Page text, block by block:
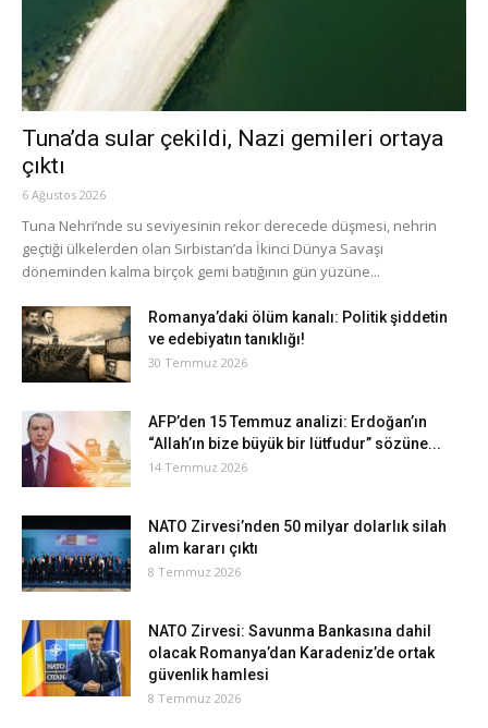
Tuna’da sular çekildi, Nazi gemileri ortaya
çıktı
6 Ağustos 2026
Tuna Nehri’nde su seviyesinin rekor derecede düşmesi, nehrin
geçtiği ülkelerden olan Sırbistan’da İkinci Dünya Savaşı
döneminden kalma birçok gemi batığının gün yüzüne...
Romanya’daki ölüm kanalı: Politik şiddetin
ve edebiyatın tanıklığı!
30 Temmuz 2026
AFP’den 15 Temmuz analizi: Erdoğan’ın
“Allah’ın bize büyük bir lütfudur” sözüne...
14 Temmuz 2026
NATO Zirvesi’nden 50 milyar dolarlık silah
alım kararı çıktı
8 Temmuz 2026
NATO Zirvesi: Savunma Bankasına dahil
olacak Romanya’dan Karadeniz’de ortak
güvenlik hamlesi
8 Temmuz 2026